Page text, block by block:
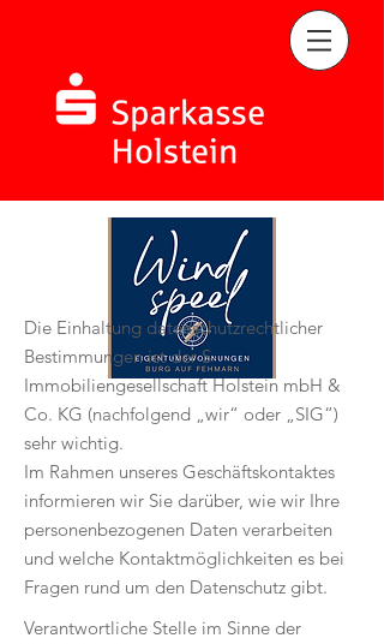
Die Einhaltung datenschutzrechtlicher
Bestimmungen ist der S-
Immobiliengesellschaft Holstein mbH &
Co. KG (nachfolgend „wir“ oder „SIG“)
sehr wichtig.
Im Rahmen unseres Geschäftskontaktes
informieren wir Sie darüber, wie wir Ihre
personenbezogenen Daten verarbeiten
und welche Kontaktmöglichkeiten es bei
Fragen rund um den Datenschutz gibt.
Verantwortliche Stelle im Sinne der